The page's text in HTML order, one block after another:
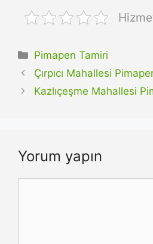
Kategoriler
Pimapen Tamiri
Çırpıcı Mahallesi
Kazlıçeşme Mahallesi
Yorum yapın